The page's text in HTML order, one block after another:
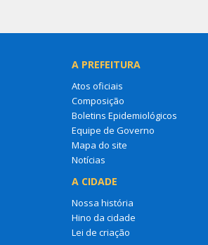
A PREFEITURA
Atos oficiais
Composição
Boletins Epidemiológicos
Equipe de Governo
Mapa do site
Notícias
A CIDADE
Nossa história
Hino da cidade
Lei de criação